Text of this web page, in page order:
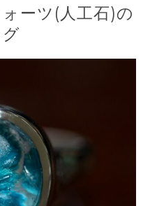
ーツ(人工石)の